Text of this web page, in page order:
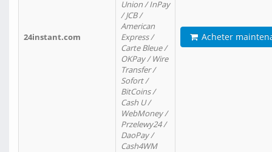
24instant.com
Union / InPay
/ JCB /
American
Express /
Carte Bleue /
OKPay / Wire
Transfer /
Sofort /
BitCoins /
Cash U /
WebMoney /
Przelewy24 /
DaoPay /
Cash4WM
Acheter